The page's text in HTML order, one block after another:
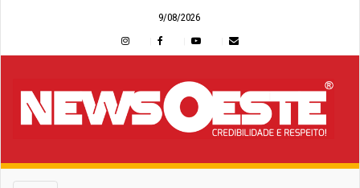
9/08/2026